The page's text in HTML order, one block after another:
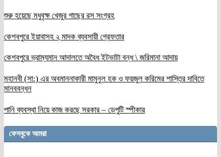
শুরু হয়েছে মধুবৃক্ষ খেজুর গাছের রস সংগ্রহ
কেশবপুরে ইয়াবাসহ ২ মাদক ব্যবসায়ী গ্রেফতার
কেশবপুরে ভ্রাম্যমান আদালতে অবৈধ ইটভাটা বন্ধ \ জরিমানা আদায়
মহানবী (সা:) এর অবমাননাকারী মামুনুল হক ও ফয়জুল করিমের শাস্তির দাবিতে
মানববন্ধন
পানি ব্যবস্থা নিয়ে কাজ করছে সরকার – ডেপুটি স্পীকার
ফেসবুকে আমরা